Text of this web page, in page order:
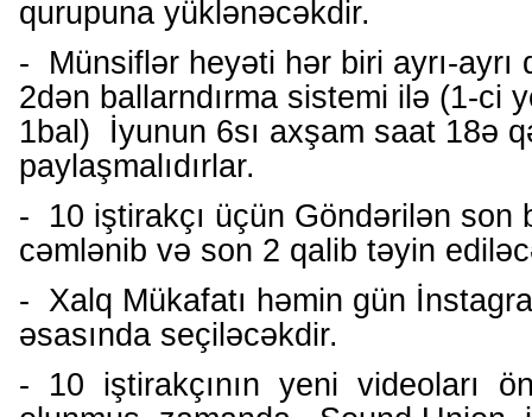
qurupuna yüklənəcəkdir.
- Münsiflər heyəti hər biri ayrı-ayrı
2dən ballarndırma sistemi ilə (1-ci
1bal) İyunun 6sı axşam saat 18ə
paylaşmalıdırlar.
- 10 iştirakçı üçün Göndərilən son
cəmlənib və son 2 qalib təyin
- Xalq Mükafatı həmin gün
əsasında seçiləcəkdir.
- 10 iştirakçının yeni videoları